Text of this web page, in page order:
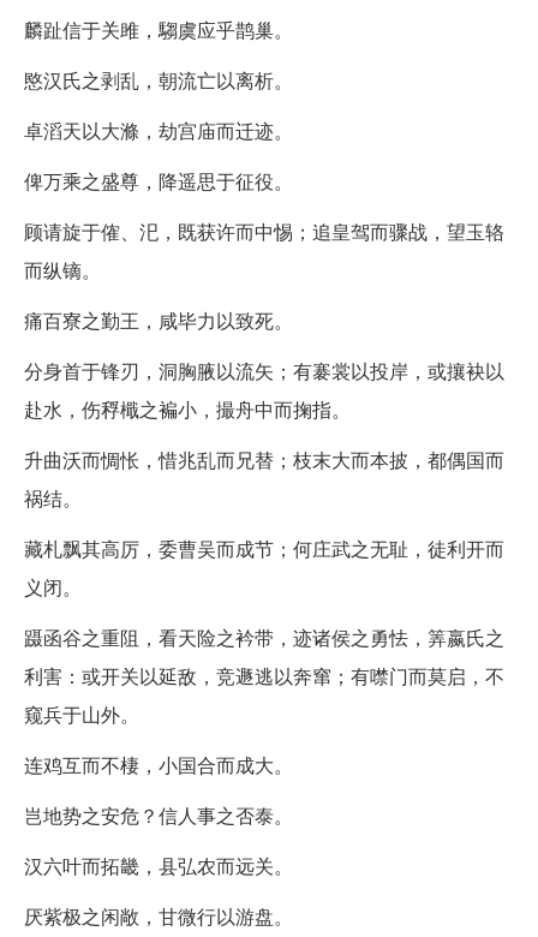
麟趾信于关雎，騶虞应乎鹊巢。
愍汉氏之剥乱，朝流亡以离析。
卓滔天以大滌，劫宫庙而迁迹。
俾万乘之盛尊，降遥思于征役。
顾请旋于傕、汜，既获许而中惕；追皇驾而骤战，望玉辂
而纵镝。
痛百寮之勤王，咸毕力以致死。
分身首于锋刃，洞胸腋以流矢；有褰裳以投岸，或攘袂以
赴水，伤稃檝之褊小，撮舟中而掬指。
升曲沃而惆怅，惜兆乱而兄替；枝末大而本披，都偶国而
祸结。
藏札飘其高厉，委曹吴而成节；何庄武之无耻，徒利开而
义闭。
蹑函谷之重阻，看天险之衿带，迹诸侯之勇怯，筭嬴氏之
利害：或开关以延敌，竞遯逃以奔窜；有噤门而莫启，不
窥兵于山外。
连鸡互而不棲，小国合而成大。
岂地势之安危？信人事之否泰。
汉六叶而拓畿，县弘农而远关。
厌紫极之闲敞，甘微行以游盘。